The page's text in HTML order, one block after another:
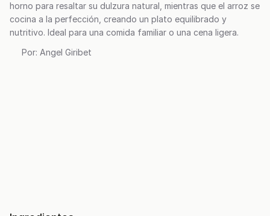
horno para resaltar su dulzura natural, mientras que el arroz se
cocina a la perfección, creando un plato equilibrado y
nutritivo. Ideal para una comida familiar o una cena ligera.
Por: Angel Giribet